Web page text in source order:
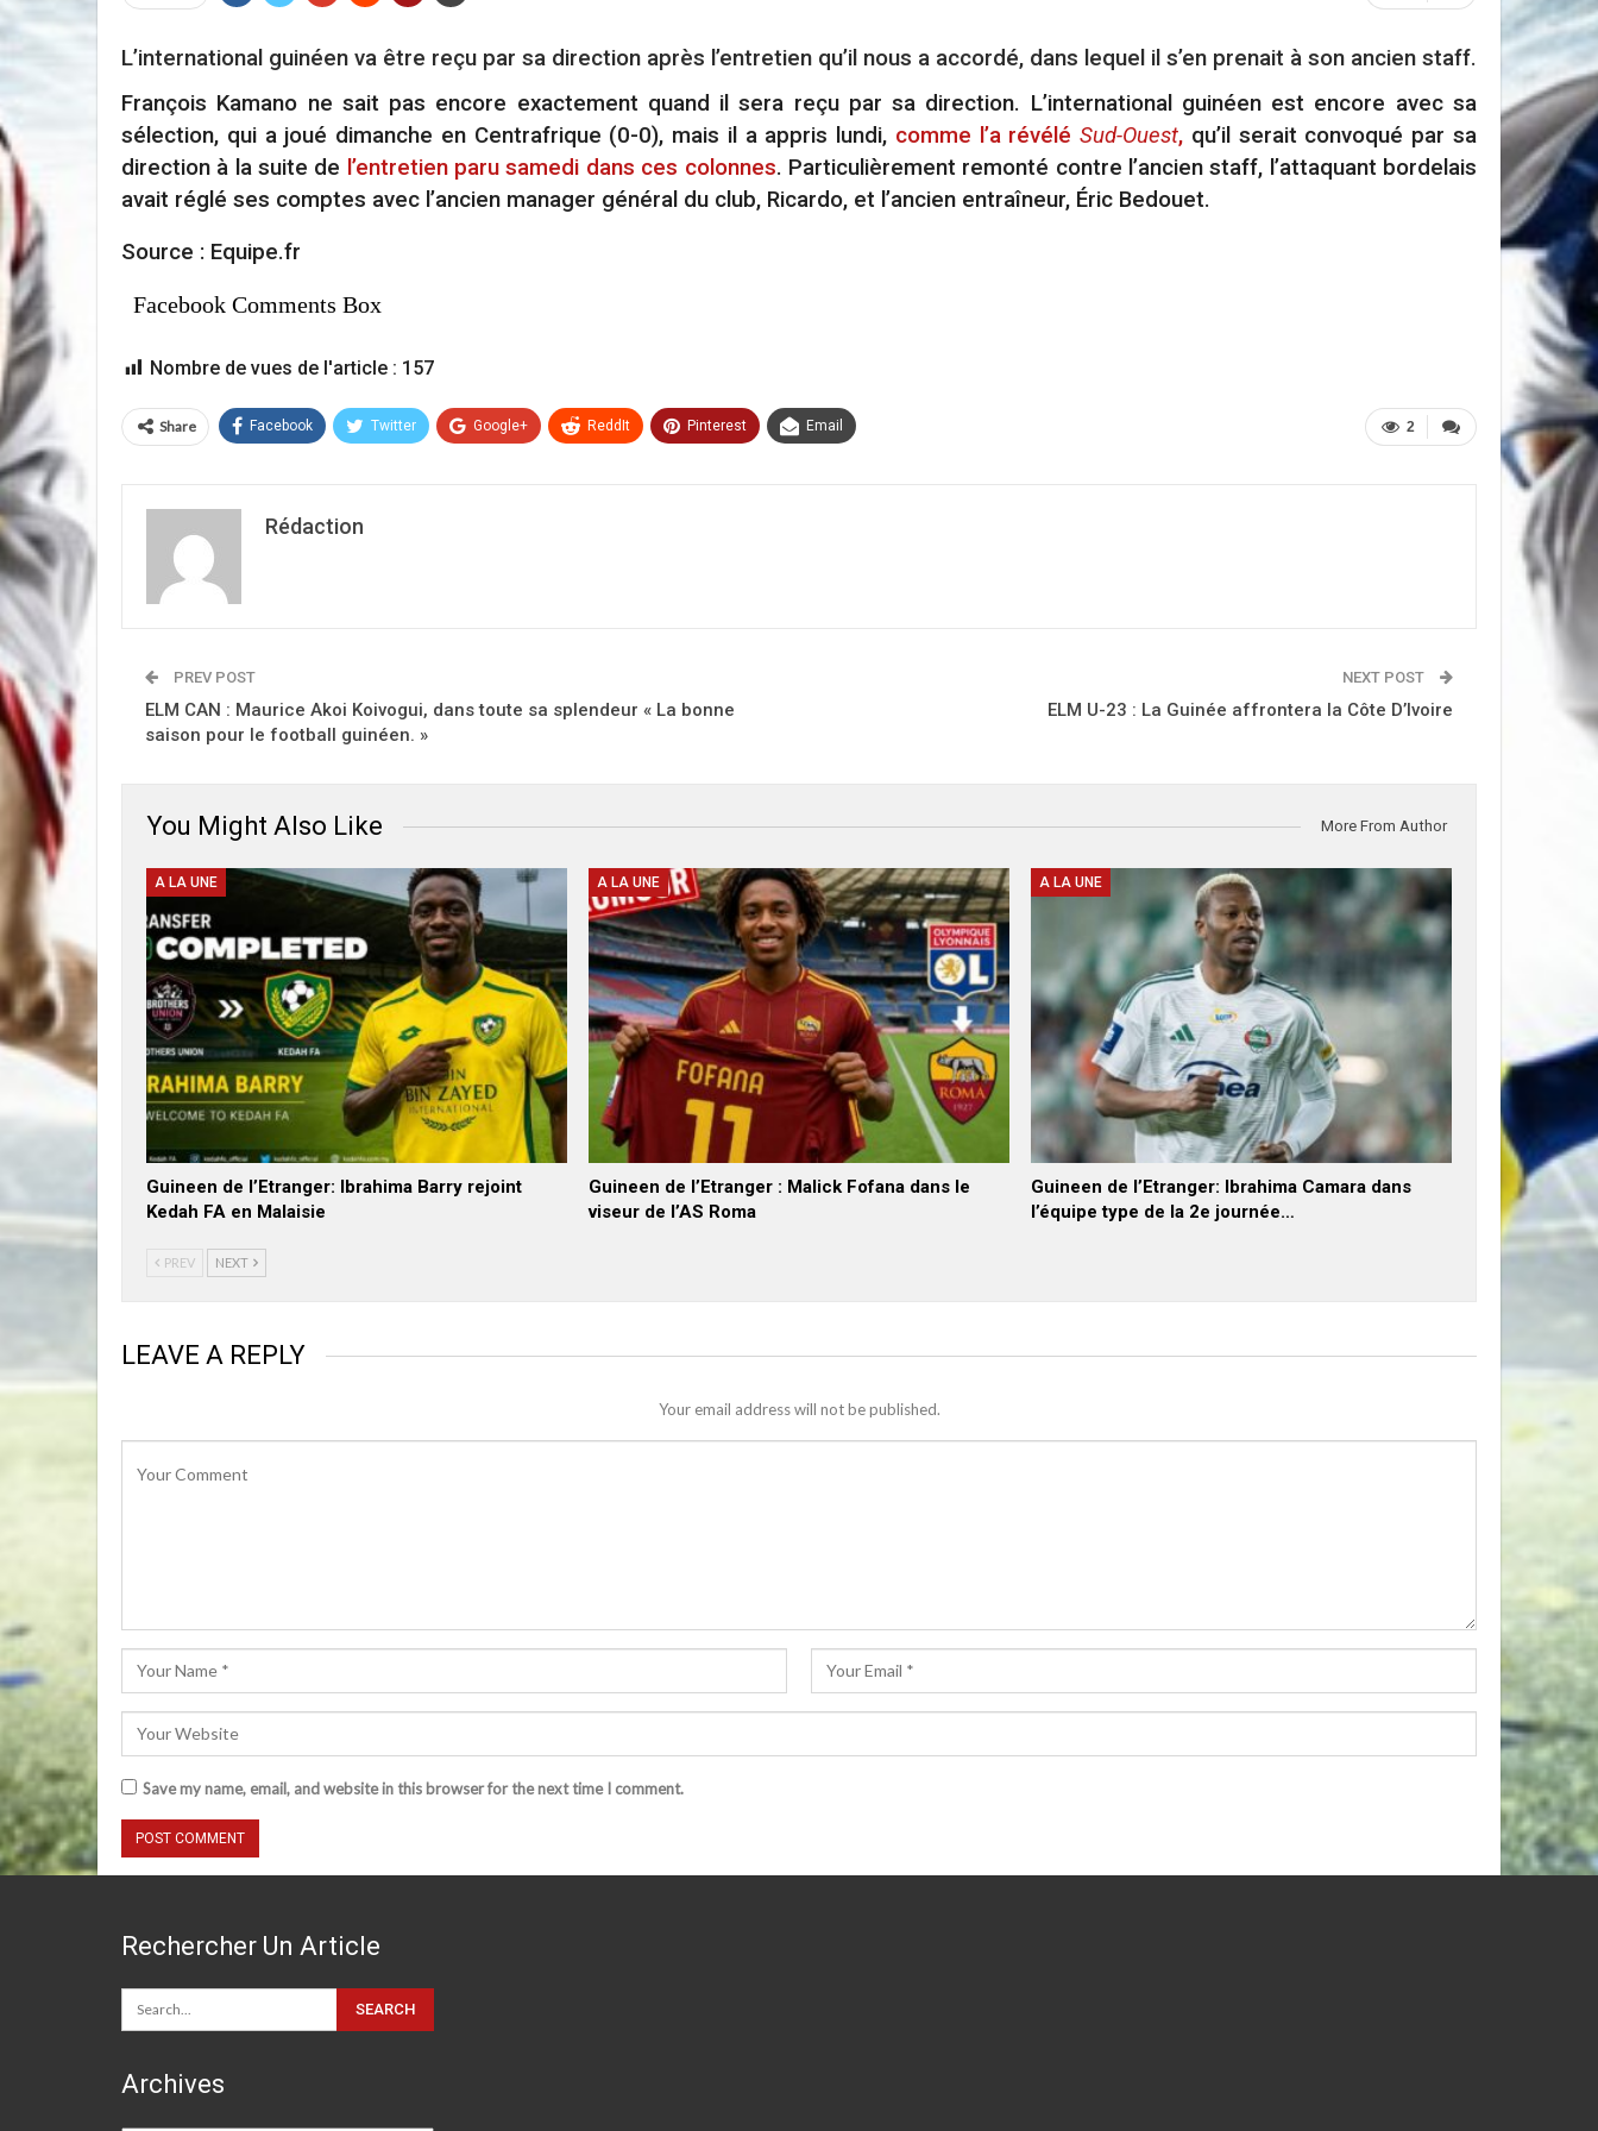
L’international guinéen va être reçu par sa direction après l’entretien qu’il nous a accordé, dans lequel il s’en prenait à son ancien staff.
François Kamano ne sait pas encore exactement quand il sera reçu par sa direction. L’international guinéen est encore avec sa
sélection, qui a joué dimanche en Centrafrique (0-0), mais il a appris lundi, comme l’a révéléSud-Ouest, qu’il serait convoqué par sa
direction à la suite de l’entretien paru samedi dans ces colonnes. Particulièrement remonté contre l’ancien staff, l’attaquant bordelais
avait réglé ses comptes avec l’ancien manager général du club, Ricardo, et l’ancien entraîneur, Éric Bedouet.
Source : Equipe.fr
Facebook Comments Box
Nombre de vues de l'article : 157
2
Share Facebook Twitter Google+ ReddIt Pinterest Email
Rédaction
PREV POST
ELM CAN : Maurice Akoi Koivogui, dans toute sa splendeur « La bonne
saison pour le football guinéen. »
NEXT POST
ELM U-23 : La Guinée affrontera la Côte D’Ivoire
You Might Also Like More From Author
A LA UNE
Guineen de l’Etranger: Ibrahima Barry rejoint
Kedah FA en Malaisie
A LA UNE
Guineen de l’Etranger : Malick Fofana dans le
viseur de l’AS Roma
A LA UNE
Guineen de l’Etranger: Ibrahima Camara dans
l’équipe type de la 2e journée…
PREV NEXT
LEAVE A REPLY
Your email address will not be published.
Save my name, email, and website in this browser for the next time I comment.
Rechercher Un Article
Archives